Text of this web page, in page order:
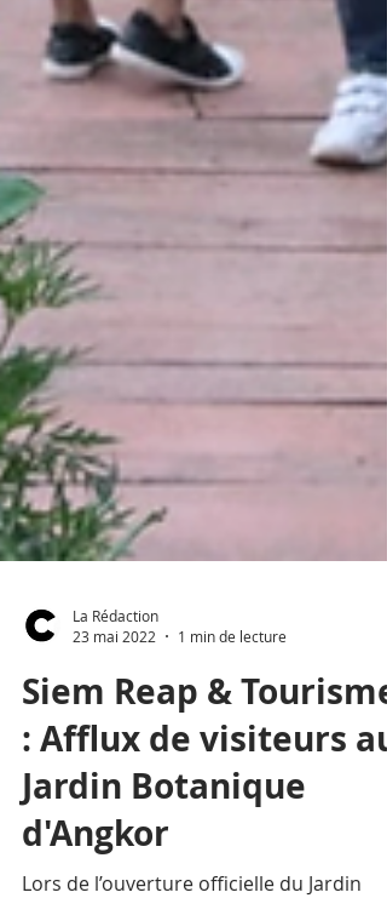
La Rédaction
23 mai 2022
1 min de lecture